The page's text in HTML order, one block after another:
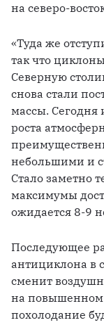
на северо-
«Туда же
так что
Северную
снова стали
массы.
роста
небольшими и
Стало заметно
максимумы
ожидается 8-9
Последующее
антициклона в
сменит
на повышенном
похолодание